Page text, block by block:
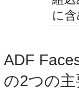
に
ADF
の2つの